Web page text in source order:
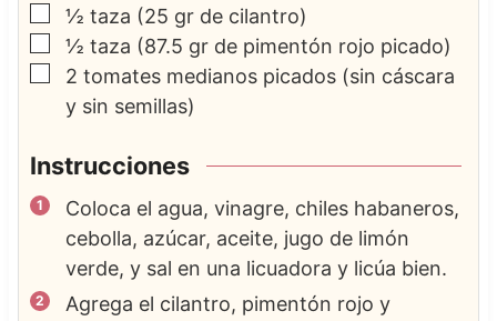
▢
½ taza (25 gr de cilantro)
▢
½ taza (87.5 gr de pimentón rojo picado)
▢
2 tomates medianos picados (sin cáscara
y sin semillas)
Instrucciones
Coloca el agua, vinagre, chiles habaneros,
cebolla, azúcar, aceite, jugo de limón
verde, y sal en una licuadora y licúa bien.
Agrega el cilantro, pimentón rojo y